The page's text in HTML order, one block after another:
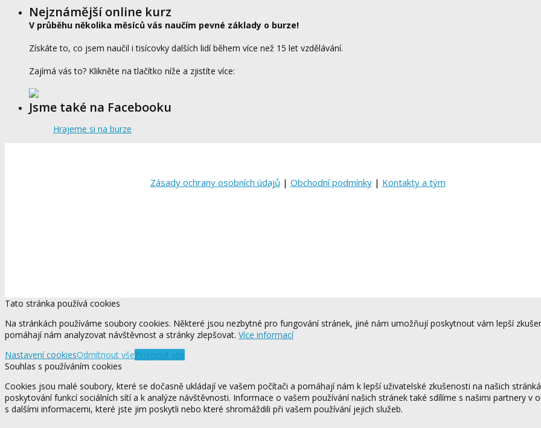
Nejznámější online kurz
V průběhu několika měsíců vás naučím pevné základy o burze!
Získáte to, co jsem naučil i tisícovky dalších lidí během více než 15 let vzdělávání.
Zajímá vás to? Klikněte na tlačítko níže a zjistíte více:
Jsme také na Facebooku
Hrajeme si na burze
Zásady ochrany osobních údajů | Obchodní podmínky| Kontakty a tým
Tato stránka používá cookies
Na stránkách používáme soubory cookies. Některé jsou nezbytné pro fungování stránek, jiné nám umožňují poskytnout vám lepší
pomáhají nám analyzovat návštěvnost a stránky zlepšovat. Více informací
Nastavení cookiesOdmítnout všePřijmout vše
Souhlas s používáním cookies
Cookies jsou malé soubory, které se dočasně ukládají ve vašem počítači a pomáhají nám k lepší uživatelské zkušenosti na našich
poskytování funkcí sociálních sítí a k analýze návštěvnosti. Informace o vašem používání našich stránek také sdílíme s našimi partnery
s dalšími informacemi, které jste jim poskytli nebo které shromáždili při vašem používání jejich služeb.